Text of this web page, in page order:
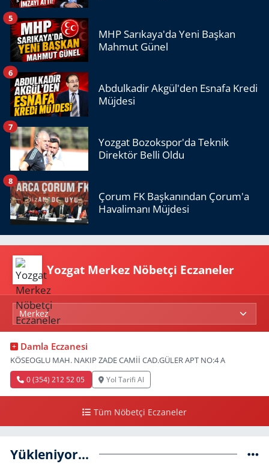
MHP Sarıkaya'da Yeni Başkan
Mahmut Günel
5
Abdulkadir Akgül'den Esnafa Kredi
Müjdesi
6
Yozgat Bozokspor'da Teknik
Direktör Belli Oldu
7
Çorum FK Başkanından Çorum'a
Havalimanı Müjdesi
8
Yozgat Merkez Nöbetçi Eczaneler
Damla Eczanesi
KÖSEOGLU MAH. NAKIP ZADE CAMİİ CAD.GÜLER APT NO:4 A
0 (354) 212 52 05 Yol Tarifi Al
Tüm Nöbetçi Eczaneler
Yükleniyor...